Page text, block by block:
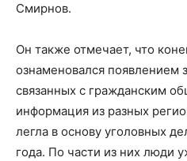
Смирнов.
Он также отмечает, что
ознаменовался появлением
связанных с гражданским
информация из разных
легла в основу уголовных
года. По части из них люди